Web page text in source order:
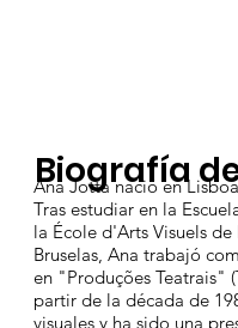
Ana Jotta nació en
Tras estudiar en la
la École d'Arts Visuels
Bruselas, Ana trabajó
en "Produções Teatrais"
partir de la década de
visuales y ha sido una
Biografía